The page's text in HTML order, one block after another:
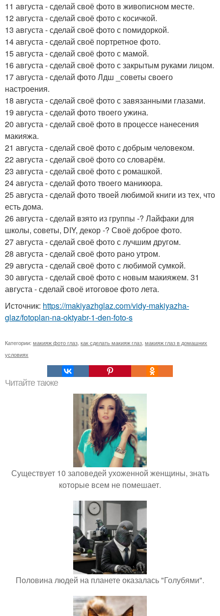
11 августа - сделай своё фото в живописном месте.
12 августа - сделай своё фото с косичкой.
13 августа - сделай своё фото с помидоркой.
14 августа - сделай своё портретное фото.
15 августа - сделай своё фото с мамой.
16 августа - сделай своё фото с закрытым руками лицом.
17 августа - сделай фото Лдш _советы своего
настроения.
18 августа - сделай своё фото с завязанными глазами.
19 августа - сделай фото твоего ужина.
20 августа - сделай своё фото в процессе нанесения
макияжа.
21 августа - сделай своё фото с добрым человеком.
22 августа - сделай своё фото со словарём.
23 августа - сделай своё фото с ромашкой.
24 августа - сделай фото твоего маникюра.
25 августа - сделай фото твоей любимой книги из тех, что
есть дома.
26 августа - сделай взято из группы -? Лайфаки для
школы, советы, DIY, декор -? Своё доброе фото.
27 августа - сделай своё фото с лучшим другом.
28 августа - сделай своё фото рано утром.
29 августа - сделай своё фото с любимой сумкой.
30 августа - сделай своё фото с новым макияжем. 31
августа - сделай своё итоговое фото лета.
Источник: https://makiyazhglaz.com/vidy-makiyazha-
glaz/fotoplan-na-oktyabr-1-den-foto-s
Категории: макияж фото глаз как сделать макияж глаз макияж глаз в домашних
условиях
Читайте также
Существует 10 заповедей ухоженной женщины, знать
которые всем не помешает.
Половина людей на планете оказалась "Голубями".